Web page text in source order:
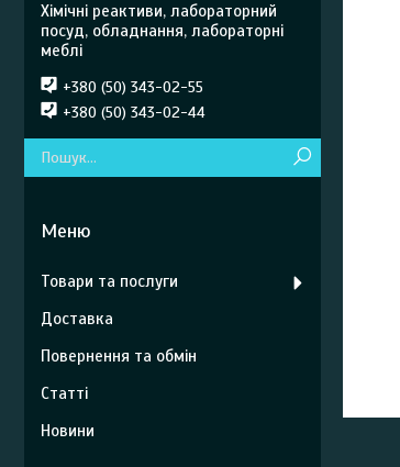
Хімічні реактиви, лабораторний
посуд, обладнання, лабораторні
меблі
+380 (50) 343-02-55
+380 (50) 343-02-44
Товари та послуги
Доставка
Повернення та обмін
Статті
Новини